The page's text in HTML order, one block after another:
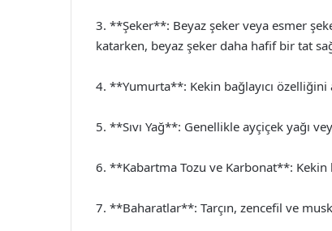
3. **Şeker**: Beyaz şeker veya esmer
katarken, beyaz şeker daha hafif bir tat
4. **Yumurta**: Kekin bağlayıcı özelliğini
5. **Sıvı Yağ**: Genellikle ayçiçek yağı
6. **Kabartma Tozu ve Karbonat**: Kekin
7. **Baharatlar**: Tarçın, zencefil ve